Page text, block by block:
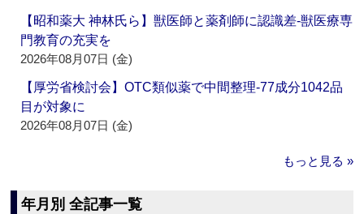
【昭和薬大 神林氏ら】獣医師と薬剤師に認識差‐獣医療専
門教育の充実を
2026年08月07日 (金)
【厚労省検討会】OTC類似薬で中間整理‐77成分1042品
目が対象に
2026年08月07日 (金)
もっと見る »
年月別 全記事一覧